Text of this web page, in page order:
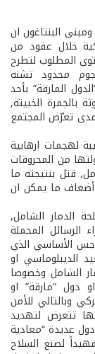
ومبنى البنتاغون ان
خلال عقود من
المطلوب لتطرح
محدود تشنه
المارقة” بأحد
بالجمرة الخبيثة,
تعرّض المجتمع
لهجمات ارهابية
من المحروقات
شامل, قتل بنتيجته ما
ما يمكن ان
اسلحة الدمار الشامل,
المحملة
الأساسي الذي
الديبلوماسي او
الشامل وخصوصا
دول “مارقة” او
وبالتالي للأمن
تتعرض لتهديد
عديدة “معادية
لصنع السلاح